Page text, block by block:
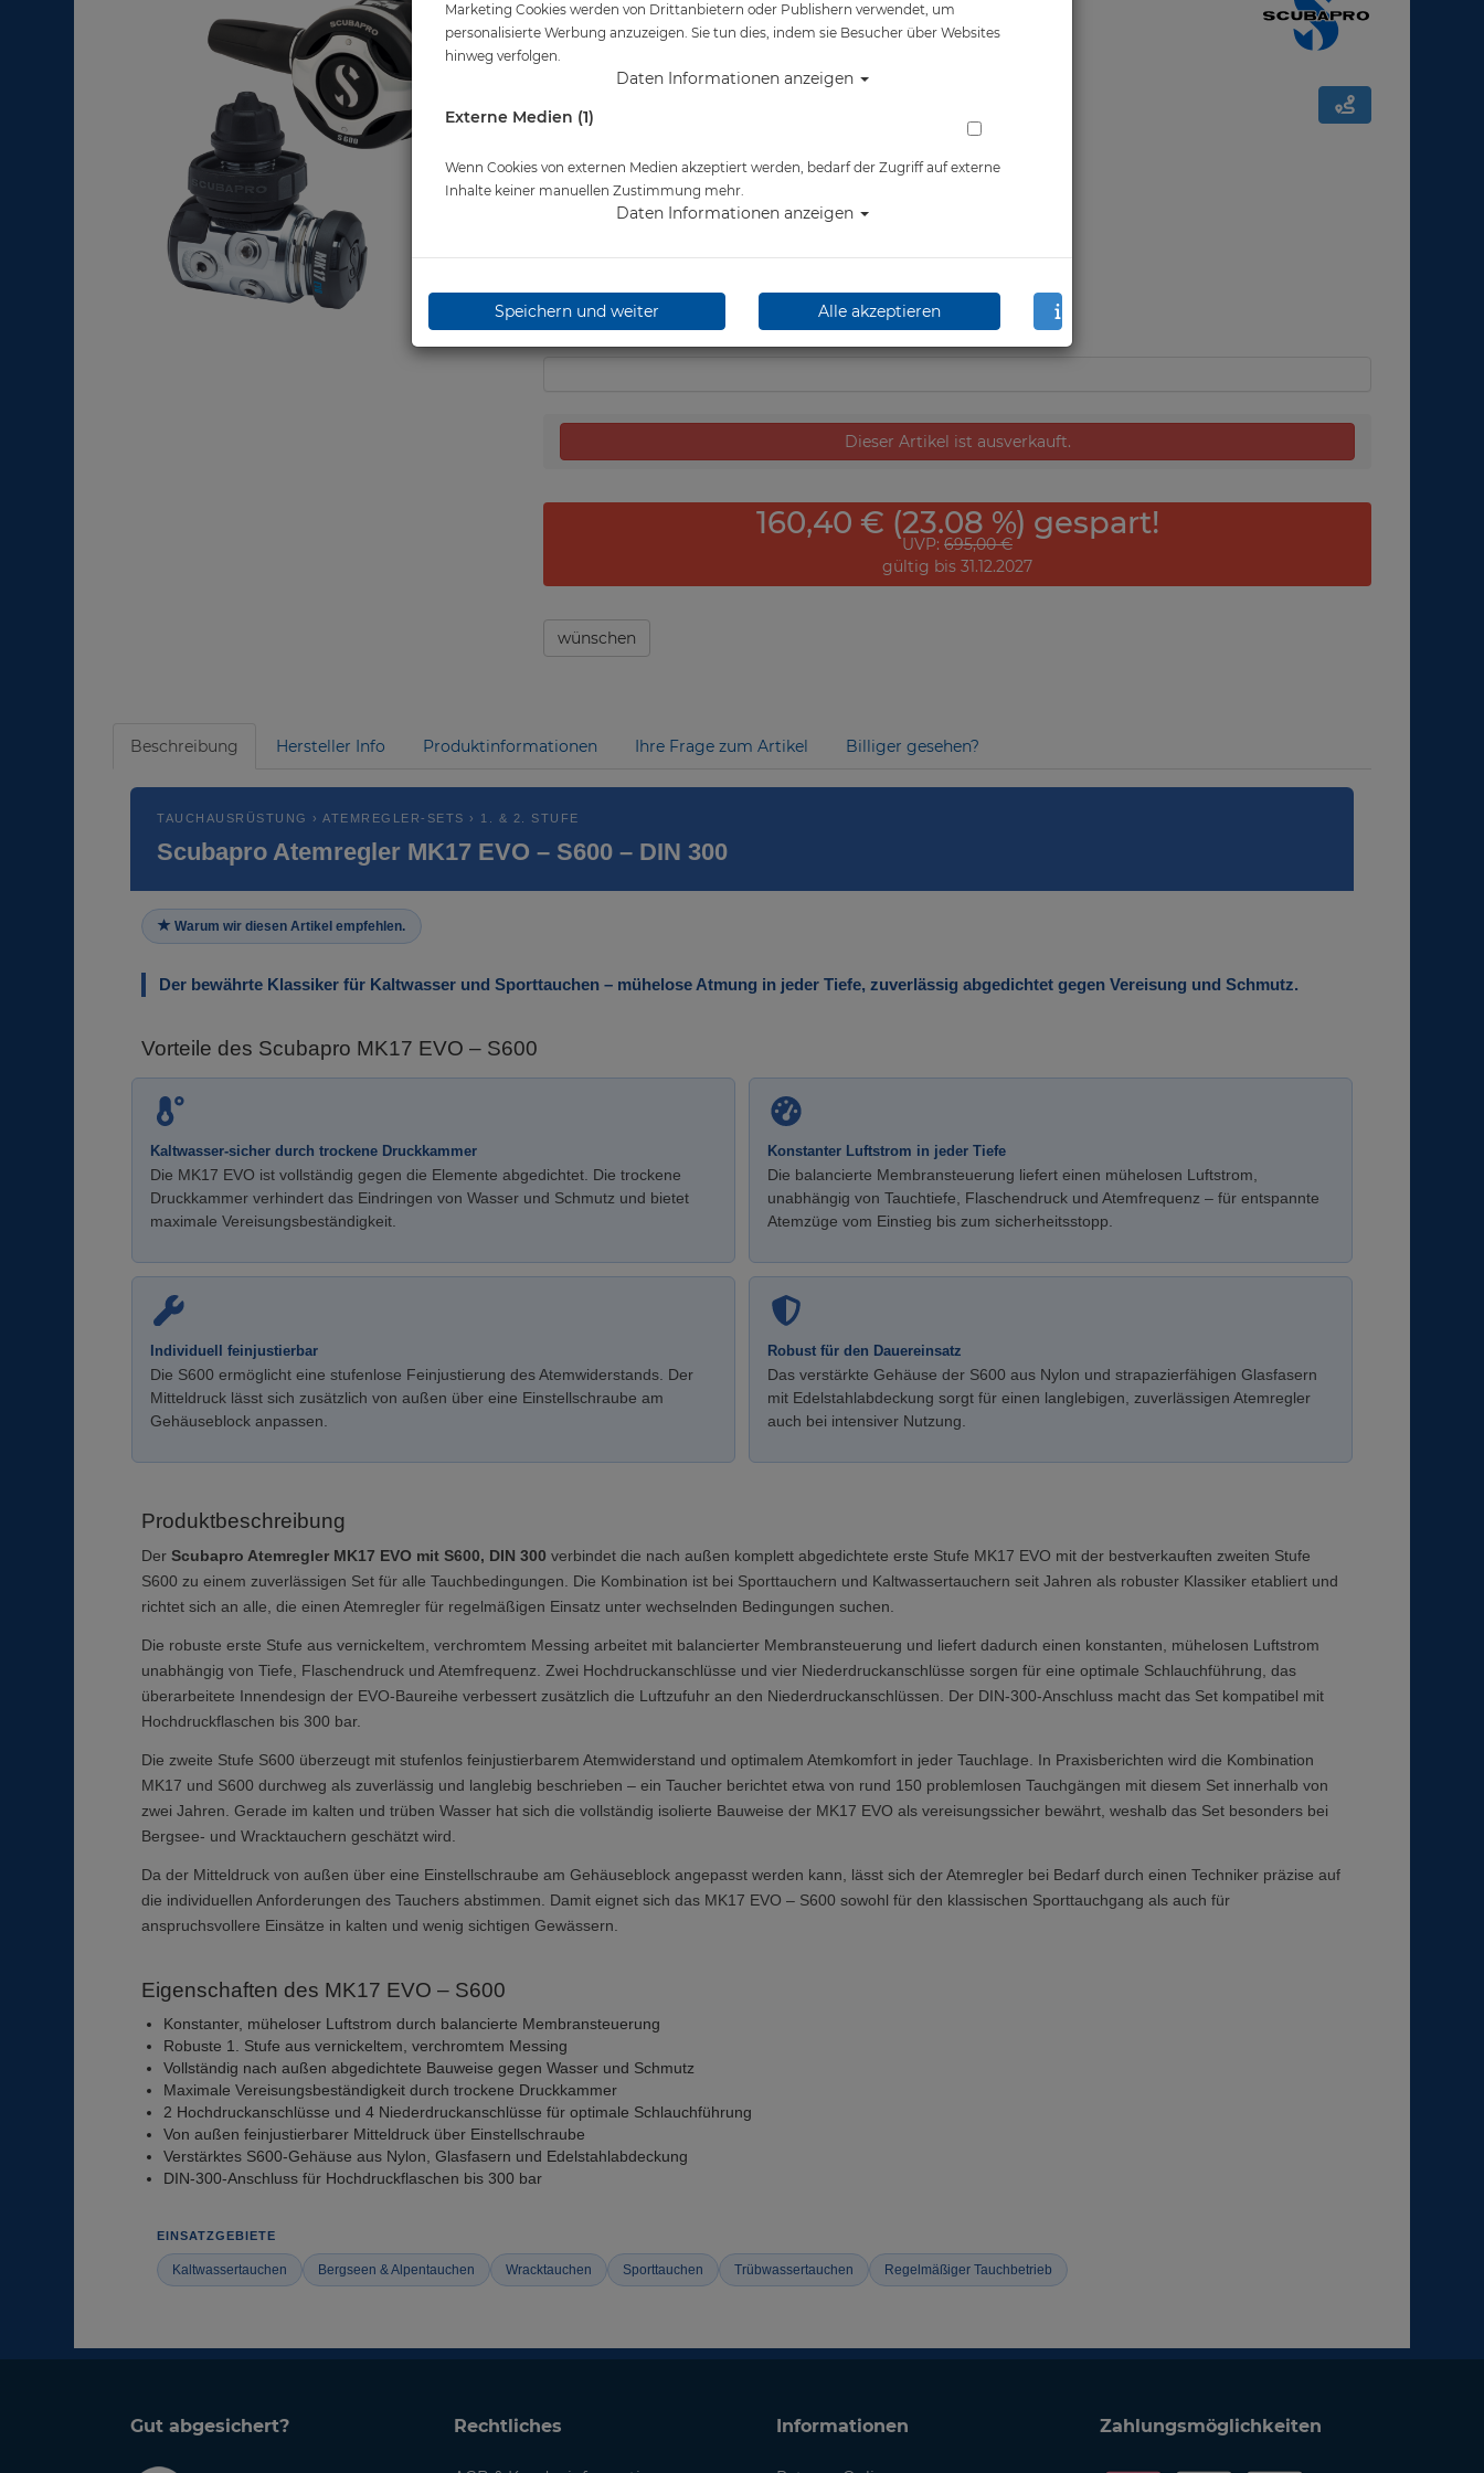
Artikelnr.: scu-12927070
Herstellerpreis: 695,00 €
534,60 €*
Lieferbar in nicht lieferbar
Dieser Artikel ist ausverkauft.
160,40 € (23.08 %) gespart!
UVP: 695,00 €
gültig bis 31.12.2027
wünschen
Beschreibung Hersteller Info Produktinformationen Ihre Frage zum Artikel Billiger gesehen?
TAUCHAUSRÜSTUNG › ATEMREGLER-SETS › 1. & 2. STUFE
Scubapro Atemregler MK17 EVO – S600 – DIN 300
Warum wir diesen Artikel empfehlen.
Der bewährte Klassiker für Kaltwasser und Sporttauchen – mühelose Atmung in jeder Tiefe, zuverlässig abgedichtet gegen Vereisung und Schmutz.
Vorteile des Scubapro MK17 EVO – S600
Kaltwasser-sicher durch trockene Druckkammer
Die MK17 EVO ist vollständig gegen die Elemente abgedichtet. Die trockene
Druckkammer verhindert das Eindringen von Wasser und Schmutz und bietet
maximale Vereisungsbeständigkeit.
Konstanter Luftstrom in jeder Tiefe
Die balancierte Membransteuerung liefert einen mühelosen Luftstrom,
unabhängig von Tauchtiefe, Flaschendruck und Atemfrequenz – für entspannte
Atemzüge vom Einstieg bis zum sicherheitsstopp.
Individuell feinjustierbar
Die S600 ermöglicht eine stufenlose Feinjustierung des Atemwiderstands. Der
Mitteldruck lässt sich zusätzlich von außen über eine Einstellschraube am
Gehäuseblock anpassen.
Robust für den Dauereinsatz
Das verstärkte Gehäuse der S600 aus Nylon und strapazierfähigen Glasfasern
mit Edelstahlabdeckung sorgt für einen langlebigen, zuverlässigen Atemregler
auch bei intensiver Nutzung.
Produktbeschreibung
Der Scubapro Atemregler MK17 EVO mit S600, DIN 300 verbindet die nach außen komplett abgedichtete erste Stufe MK17 EVO mit der bestverkauften zweiten Stufe
S600 zu einem zuverlässigen Set für alle Tauchbedingungen. Die Kombination ist bei Sporttauchern und Kaltwassertauchern seit Jahren als robuster Klassiker etabliert und
richtet sich an alle, die einen Atemregler für regelmäßigen Einsatz unter wechselnden Bedingungen suchen.
Die robuste erste Stufe aus vernickeltem, verchromtem Messing arbeitet mit balancierter Membransteuerung und liefert dadurch einen konstanten, mühelosen Luftstrom
unabhängig von Tiefe, Flaschendruck und Atemfrequenz. Zwei Hochdruckanschlüsse und vier Niederdruckanschlüsse sorgen für eine optimale Schlauchführung, das
überarbeitete Innendesign der EVO-Baureihe verbessert zusätzlich die Luftzufuhr an den Niederdruckanschlüssen. Der DIN-300-Anschluss macht das Set kompatibel mit
Hochdruckflaschen bis 300 bar.
Die zweite Stufe S600 überzeugt mit stufenlos feinjustierbarem Atemwiderstand und optimalem Atemkomfort in jeder Tauchlage. In Praxisberichten wird die Kombination
MK17 und S600 durchweg als zuverlässig und langlebig beschrieben – ein Taucher berichtet etwa von rund 150 problemlosen Tauchgängen mit diesem Set innerhalb von
zwei Jahren. Gerade im kalten und trüben Wasser hat sich die vollständig isolierte Bauweise der MK17 EVO als vereisungssicher bewährt, weshalb das Set besonders bei
Bergsee- und Wracktauchern geschätzt wird.
Da der Mitteldruck von außen über eine Einstellschraube am Gehäuseblock angepasst werden kann, lässt sich der Atemregler bei Bedarf durch einen Techniker präzise auf
die individuellen Anforderungen des Tauchers abstimmen. Damit eignet sich das MK17 EVO – S600 sowohl für den klassischen Sporttauchgang als auch für
anspruchsvollere Einsätze in kalten und wenig sichtigen Gewässern.
Eigenschaften des MK17 EVO – S600
Konstanter, müheloser Luftstrom durch balancierte Membransteuerung
Robuste 1. Stufe aus vernickeltem, verchromtem Messing
Vollständig nach außen abgedichtete Bauweise gegen Wasser und Schmutz
Maximale Vereisungsbeständigkeit durch trockene Druckkammer
2 Hochdruckanschlüsse und 4 Niederdruckanschlüsse für optimale Schlauchführung
Von außen feinjustierbarer Mitteldruck über Einstellschraube
Verstärktes S600-Gehäuse aus Nylon, Glasfasern und Edelstahlabdeckung
DIN-300-Anschluss für Hochdruckflaschen bis 300 bar
EINSATZGEBIETE
Kaltwassertauchen Bergseen & Alpentauchen Wracktauchen Sporttauchen Trübwassertauchen Regelmäßiger Tauchbetrieb
Gut abgesichert? Rechtliches Informationen Zahlungsmöglichkeiten
Marketing Cookies werden von Drittanbietern oder Publishern verwendet, um
personalisierte Werbung anzuzeigen. Sie tun dies, indem sie Besucher über Websites
hinweg verfolgen.
Daten Informationen anzeigen
Externe Medien (1)
Wenn Cookies von externen Medien akzeptiert werden, bedarf der Zugriff auf externe
Inhalte keiner manuellen Zustimmung mehr.
Daten Informationen anzeigen
Speichern und weiter Alle akzeptieren